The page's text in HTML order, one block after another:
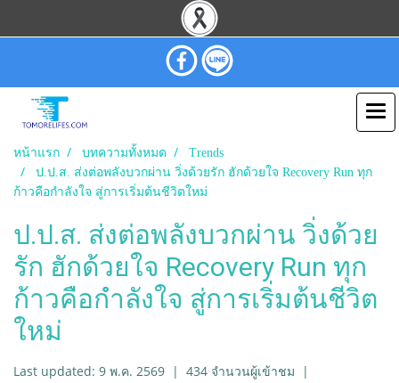
หน้าแรก บทความทั้งหมด
Trends
ป.ป.ส. ส่งต่อพลังบวกผ่าน วิ่งด้วยรัก ฮักด้วยใจ Recovery Run ทุก
ก้าวคือกำลังใจ สู่การเริ่มต้นชีวิตใหม่
ป.ป.ส. ส่งต่อพลังบวกผ่าน วิ่งด้วย
รัก ฮักด้วยใจ Recovery Run ทุก
ก้าวคือกำลังใจ สู่การเริ่มต้นชีวิต
ใหม่
Last updated: 9 พ.ค. 2569 | 434 จำนวนผู้เข้าชม |